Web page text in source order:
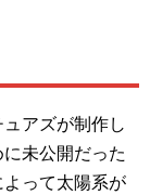
アズが制作し
未公開だった
って太陽系が